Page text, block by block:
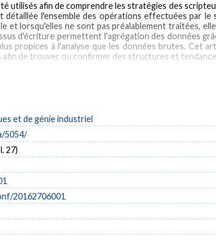
utilisés afin de comprendre les stratégies des
l'ensemble des opérations effectuées par
et lorsqu'elles ne sont pas préalablement traitées,
d'écriture permettent l'agrégation des données
propices à l'analyse que les données brutes. Cet
de trouver ou confirmer des structures et
to understand the strategies of the writers. The
by humans. Among the analytical tools used,
structures as shown by these tools are generally
that can be applied to these structures to find
et de génie industriel
5054/
27)
20162706001